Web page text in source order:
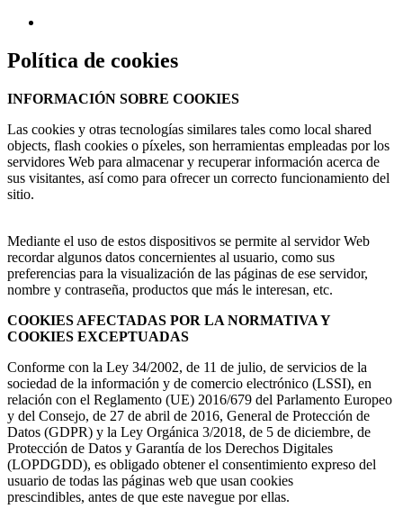
Política de cookies
INFORMACIÓN SOBRE COOKIES
Las cookies y otras tecnologías similares tales como local shared
objects, flash cookies o píxeles, son herramientas empleadas por los
servidores Web para almacenar y recuperar información acerca de
sus visitantes, así como para ofrecer un correcto funcionamiento del
sitio.
Mediante el uso de estos dispositivos se permite al servidor Web
recordar algunos datos concernientes al usuario, como sus
preferencias para la visualización de las páginas de ese servidor,
nombre y contraseña, productos que más le interesan, etc.
COOKIES AFECTADAS POR LA NORMATIVA Y
COOKIES EXCEPTUADAS
Conforme con la Ley 34/2002, de 11 de julio, de servicios de la
sociedad de la información y de comercio electrónico (LSSI), en
relación con el Reglamento (UE) 2016/679 del Parlamento Europeo
y del Consejo, de 27 de abril de 2016, General de Protección de
Datos (GDPR) y la Ley Orgánica 3/2018, de 5 de diciembre, de
Protección de Datos y Garantía de los Derechos Digitales
(LOPDGDD), es obligado obtener el consentimiento expreso del
usuario de todas las páginas web que usan cookies
prescindibles, antes de que este navegue por ellas.